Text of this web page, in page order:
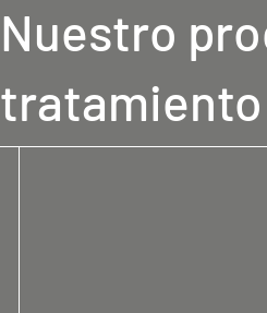
Nuestro
tratamiento